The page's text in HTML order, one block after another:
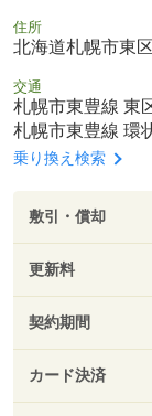
住所
北海道札幌市東
交通
札幌市東豊線 東
札幌市東豊線 環
乗り換え検索
敷引・償却
更新料
契約期間
カード決済